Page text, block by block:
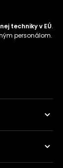
techniky v EÚ.
personálom.